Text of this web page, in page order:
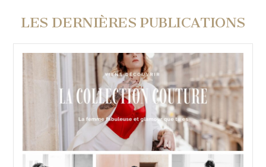
LES DERNIÈRES PUBLICATIONS